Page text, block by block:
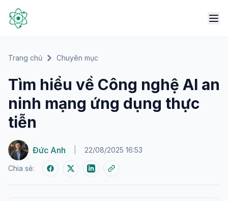
Trang chủ Chuyên mục
Tìm hiểu về Công nghệ AI an
ninh mạng ứng dụng thực
tiễn
Đức Anh 22/08/2025 16:53
Chia sẻ: